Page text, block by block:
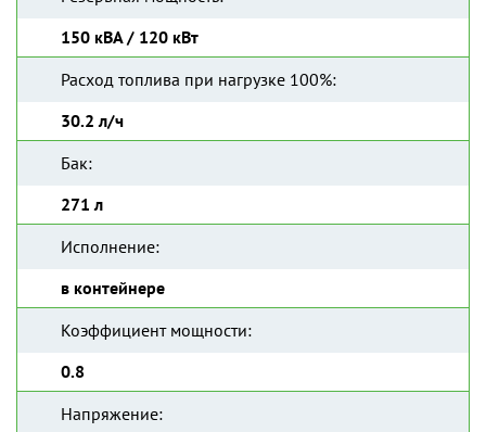
150 кВА / 120 кВт
Расход топлива при нагрузке 100%:
30.2 л/ч
Бак:
271 л
Исполнение:
в контейнере
Коэффициент мощности:
0.8
Напряжение: